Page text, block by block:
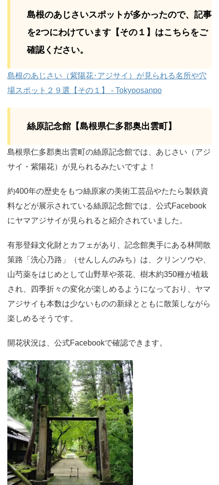
島根のあじさいスポットが多かったので、記事
を2つにわけています【その１】はこちらをご
確認ください。
島根のあじさい（紫陽花･アジサイ）が見られる名所や穴
場スポット２９選【その１】 - Tokyoosanpo
絲原記念館【島根県仁多郡奥出雲町】
島根県仁多郡奥出雲町の絲原記念館では、あじさい（アジ
サイ・紫陽花）が見られるみたいですよ！
約400年の歴史をもつ絲原家の美術工芸品やたたら製鉄資
料などが展示されている絲原記念館では、公式Facebook
にヤマアジサイが見られると紹介されていました。
有形登録文化財とカフェがあり、記念館奥手にある林間散
策路「洗心乃路」（せんしんのみち）は、クリンソウや、
山芍薬をはじめとして山野草や茶花、樹木約350種が植栽
され、四季折々の変化が楽しめるようになっており、ヤマ
アジサイも本数は少ないものの新緑とともに散策しながら
楽しめるそうです。
開花状況は、公式Facebookで確認できます。